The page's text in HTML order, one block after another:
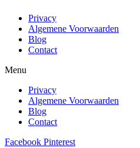
Privacy
Algemene Voorwaarden
Blog
Contact
Menu
Privacy
Algemene Voorwaarden
Blog
Contact
Facebook Pinterest